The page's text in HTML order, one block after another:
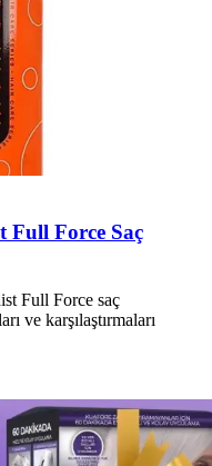
Full Force Saç
Full Force saç
ve karşılaştırmaları